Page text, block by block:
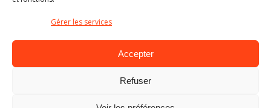
Gérer les services
Accepter
Refuser
Ministère de l’Éducation